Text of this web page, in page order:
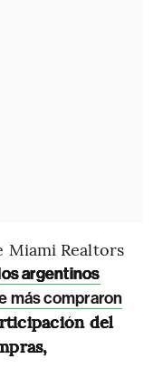
Miami Realtors
argentinos
más compraron
del